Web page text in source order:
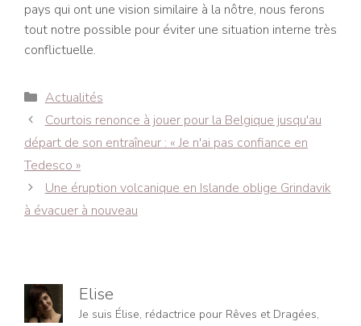
pays qui ont une vision similaire à la nôtre, nous ferons
tout notre possible pour éviter une situation interne très
conflictuelle.
Catégories
Actualités
Navigation
des
articles
Courtois renonce à jouer pour la Belgique jusqu'au
départ de son entraîneur : « Je n'ai pas confiance en
Tedesco »
Une éruption volcanique en Islande oblige Grindavik
à évacuer à nouveau
Elise
Je suis Élise, rédactrice pour Rêves et Dragées,